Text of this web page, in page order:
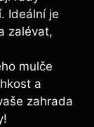
‍Ideální je
zalévat,
mulče
a
zahrada